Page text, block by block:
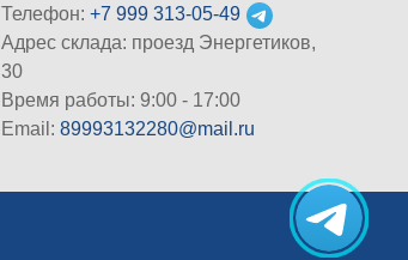
Телефон:+7 999 313-05-49
Адрес склада: проезд Энергетиков,
30
Время работы: 9:00 - 17:00
Email:89993132280@mail.ru